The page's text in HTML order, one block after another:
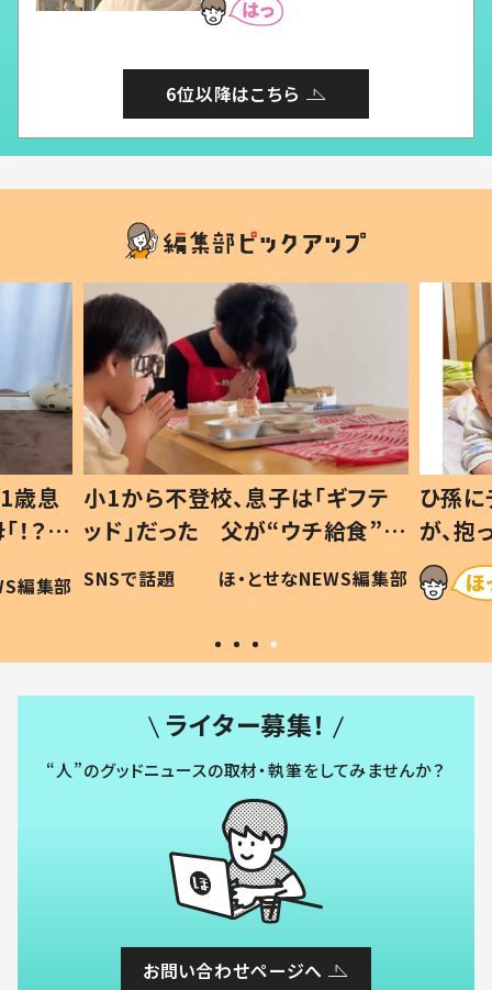
6位以降はこちら
歳息
？」
編集部
小1から不登校、息子は「ギフテ
ッド」だった 父が“ウチ給食”を
作り続ける理由とは #令和の親
#令和の子
SNSで話題 ほ・とせなNEWS編集部
ひ孫
が、
「涙が
い」
ライター募集！
“人”のグッドニュースの取材・執筆をしてみませんか？
お問い合わせページへ